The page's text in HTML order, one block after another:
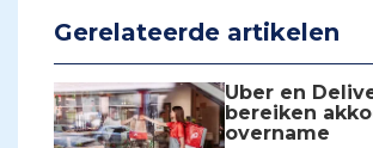
Gerelateerde artikelen
Uber en
bereiken
overname